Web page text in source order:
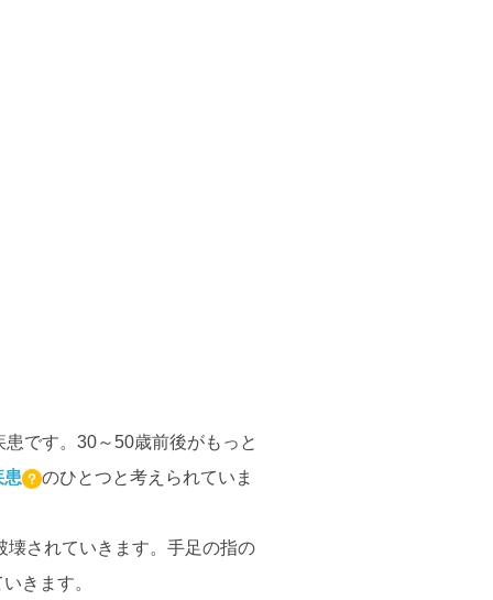
です。30～50歳前後がもっと
患
のひとつと考えられていま
壊されていきます。手足の指の
きます。